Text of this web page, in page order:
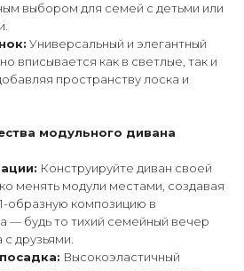
выбором для семей с детьми или
Универсальный и элегантный
вписывается как в светлые, так и
пространству лоска и
модульного дивана
Конструируйте диван своей
менять модули местами, создавая
образную композицию в
— будь то тихий семейный вечер
друзьями.
Высокоэластичный